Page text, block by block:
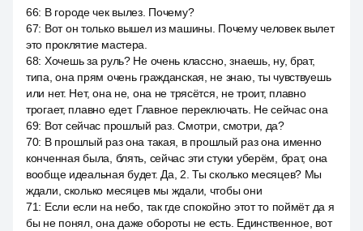
66: В городе чек вылез. Почему?
67: Вот он только вышел из машины. Почему человек вылет
это проклятие мастера.
68: Хочешь за руль? Не очень классно, знаешь, ну, брат,
типа, она прям очень гражданская, не знаю, ты чувствуешь
или нет. Нет, она не, она не трясётся, не троит, плавно
трогает, плавно едет. Главное переключать. Не сейчас она
69: Вот сейчас прошлый раз. Смотри, смотри, да?
70: В прошлый раз она такая, в прошлый раз она именно
конченная была, блять, сейчас эти стуки уберём, брат, она
вообще идеальная будет. Да, 2. Ты сколько месяцев? Мы
ждали, сколько месяцев мы ждали, чтобы они
71: Если если на небо, так где спокойно этот то поймёт да я
бы не понял, она даже обороты не есть. Единственное, вот